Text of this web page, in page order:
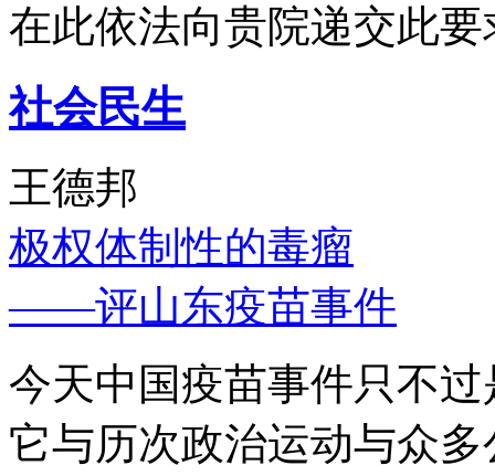
在此依法向贵院递交此要
社会民生
王德邦
极权体制性的毒瘤
——评山东疫苗事件
今天中国疫苗事件只不
它与历次政治运动与众